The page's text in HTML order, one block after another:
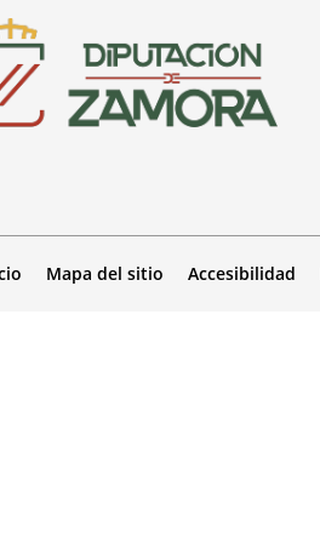
Mapa del sitio Accesibilidad